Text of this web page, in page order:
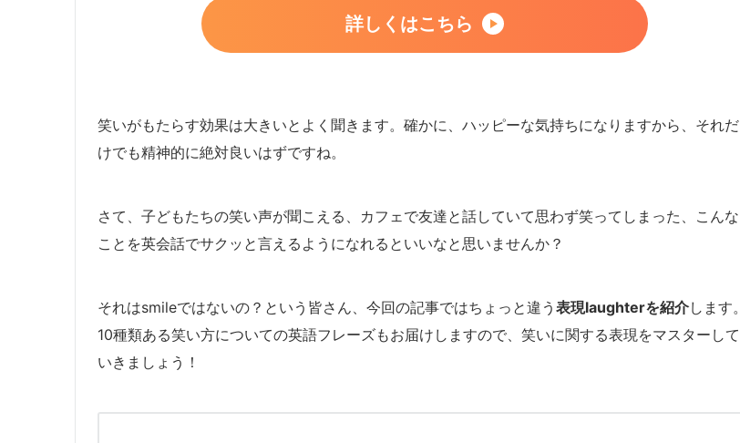
詳しくはこちら
笑いがもたらす効果は大きいとよく聞きます。確かに、ハッピーな気持ちになりますから、それだ
けでも精神的に絶対良いはずですね。
さて、子どもたちの笑い声が聞こえる、カフェで友達と話していて思わず笑ってしまった、こんな
ことを英会話でサクッと言えるようになれるといいなと思いませんか？
それはsmileではないの？という皆さん、今回の記事ではちょっと違う 表現laughterを紹介します。
10種類ある笑い方についての英語フレーズもお届けしますので、笑いに関する表現をマスターして
いきましょう！